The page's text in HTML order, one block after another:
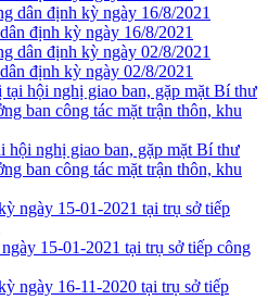
định kỳ ngày 16/8/2021
định kỳ ngày 02/8/2021
hội nghị giao ban, gặp mặt Bí thư
ban công tác mặt trận thôn, khu
15-01-2021 tại trụ sở tiếp công